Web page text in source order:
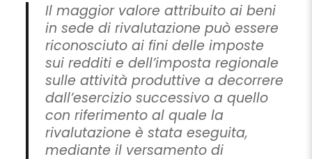
Il maggior valore attribuito ai beni
in sede di rivalutazione può essere
riconosciuto ai fini delle imposte
sui redditi e dell’imposta regionale
sulle attività produttive a decorrere
dall’esercizio successivo a quello
con riferimento al quale la
rivalutazione è stata eseguita,
mediante il versamento di